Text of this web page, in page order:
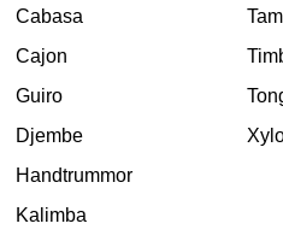
Cabasa
Cajon
Guiro
Djembe
Handtrummor
Kalimba